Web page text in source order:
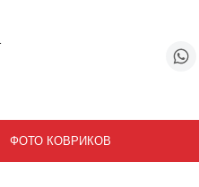
ФОТО КОВРИКОВ